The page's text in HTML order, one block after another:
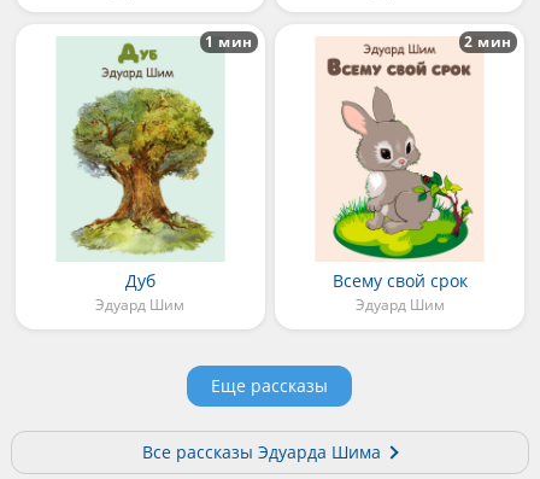
Дуб
Эдуард Шим
1 мин
Всему свой срок
Эдуард Шим
2 мин
Еще рассказы
Все рассказы Эдуарда Шима